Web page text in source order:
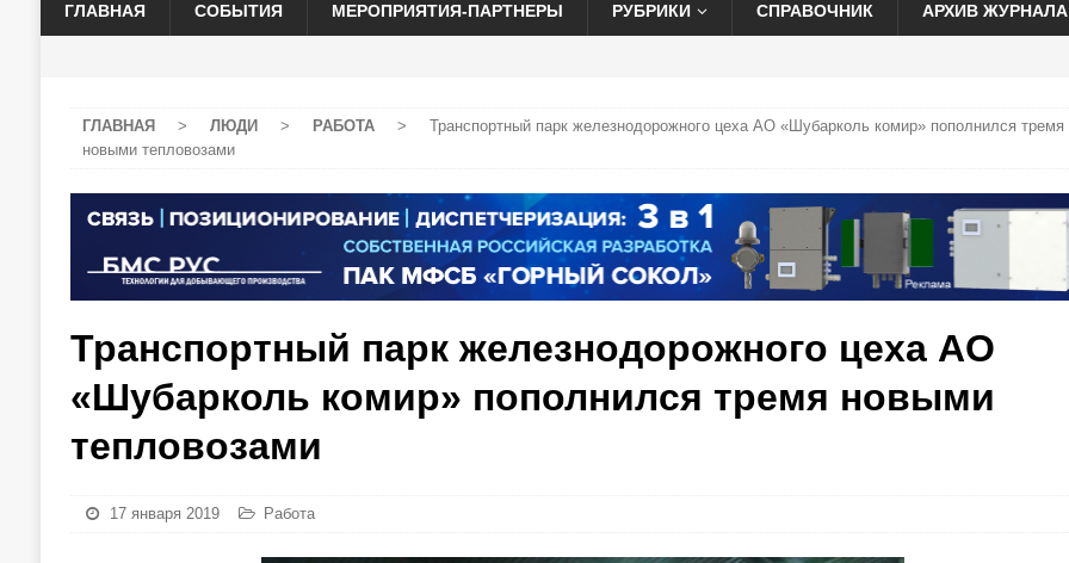
ГЛАВНАЯ СОБЫТИЯ МЕРОПРИЯТИЯ-ПАРТНЕРЫ РУБРИКИ СПРАВОЧНИК АРХИВ ЖУРНАЛА
ГЛАВНАЯ > ЛЮДИ > РАБОТА >
Транспортный парк железнодорожного цеха АО «Шубарколь комир» пополнился тремя
новыми тепловозами
Транспортный парк железнодорожного цеха АО
«Шубарколь комир» пополнился тремя новыми
тепловозами
17 января 2019 Работа